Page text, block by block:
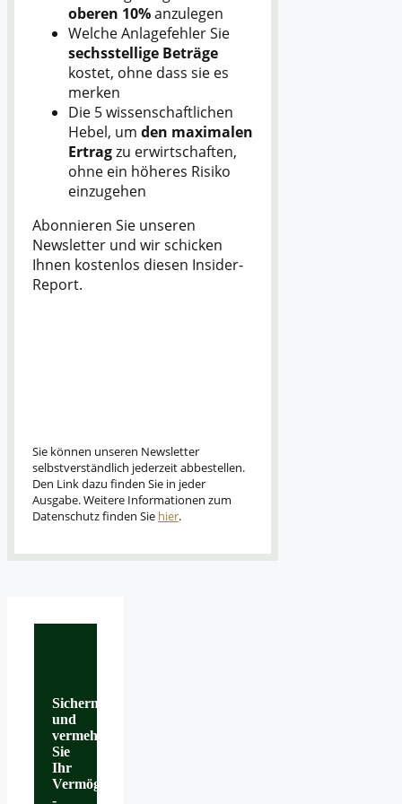
oberen 10%anzulegen
Welche Anlagefehler Sie
sechsstellige Beträge
kostet, ohne dass sie es
merken
Die 5 wissenschaftlichen
Hebel, um den maximalen
Ertragzu erwirtschaften,
ohne ein höheres Risiko
einzugehen
Abonnieren Sie unseren
Newsletter und wir schicken
Ihnen kostenlos diesen Insider-
Report.
Sie können unseren Newsletter
selbstverständlich jederzeit abbestellen.
Den Link dazu finden Sie in jeder
Ausgabe. Weitere Informationen zum
Datenschutz finden Sie hier.
Sichern
und
vermehren
Sie
Ihr
Vermögen
-